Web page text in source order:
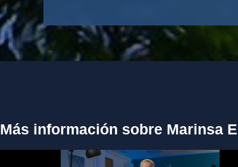
Más información sobre Marinsa